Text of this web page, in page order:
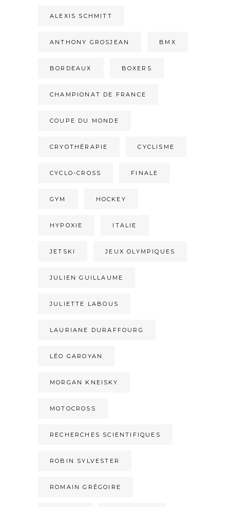
ALEXIS SCHMITT
ANTHONY GROSJEAN BMX
BORDEAUX BOXERS
CHAMPIONAT DE FRANCE
COUPE DU MONDE
CRYOTHÉRAPIE CYCLISME
CYCLO-CROSS FINALE
GYM HOCKEY
HYPOXIE ITALIE
JETSKI JEUX OLYMPIQUES
JULIEN GUILLAUME
JULIETTE LABOUS
LAURIANE DURAFFOURG
LÉO GAROYAN
MORGAN KNEISKY
MOTOCROSS
RECHERCHES SCIENTIFIQUES
ROBIN SYLVESTER
ROMAIN GRÉGOIRE